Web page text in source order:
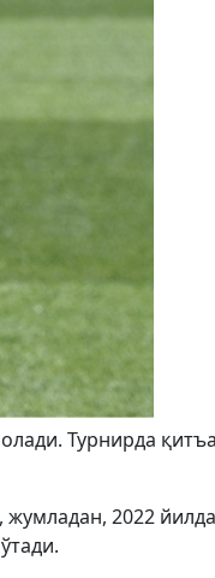
Турнирда
жумладан, 2022